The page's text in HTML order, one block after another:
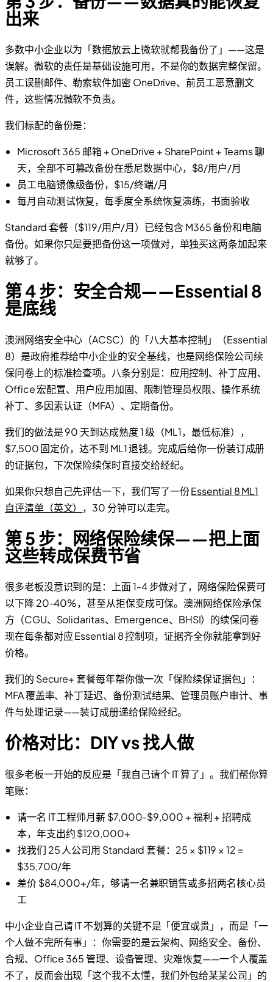
出来
多数中小企业以为「数据放云上微软就帮我备份了」——这是
误解。微软的责任是基础设施可用，不是你的数据完整保留。
员工误删邮件、勒索软件加密 OneDrive、前员工恶意删文
件，这些情况微软不负责。
我们标配的备份是：
Microsoft 365 邮箱 + OneDrive + SharePoint + Teams 聊
天，全部不可篡改备份在悉尼数据中心，$8/用户/月
员工电脑镜像级备份，$15/终端/月
每月自动测试恢复，每季度全系统恢复演练，书面验收
Standard 套餐（$119/用户/月）已经包含 M365 备份和电脑
备份。如果你只是要把备份这一项做对，单独买这两条加起来
就够了。
第 4 步：安全合规——Essential 8
是底线
澳洲网络安全中心（ACSC）的「八大基本控制」（Essential
8）是政府推荐给中小企业的安全基线，也是网络保险公司续
保问卷上的标准检查项。八条分别是：应用控制、补丁应用、
Office 宏配置、用户应用加固、限制管理员权限、操作系统
补丁、多因素认证（MFA）、定期备份。
我们的做法是 90 天到达成熟度 1 级（ML1，最低标准），
$7,500 固定价，达不到 ML1 退钱。完成后给你一份装订成册
的证据包，下次保险续保时直接交给经纪。
如果你只想自己先评估一下，我们写了一份Essential 8 ML1
自评清单（英文） ，30 分钟可以走完。
第 5 步：网络保险续保——把上面
这些转成保费节省
很多老板没意识到的是：上面 1-4 步做对了，网络保险保费可
以下降 20-40%，甚至从拒保变成可保。澳洲网络保险承保
方（CGU、Solidaritas、Emergence、BHSI）的续保问卷
现在每条都对应 Essential 8 控制项，证据齐全你就能拿到好
价格。
我们的 Secure+ 套餐每年帮你做一次「保险续保证据包」：
MFA 覆盖率、补丁延迟、备份测试结果、管理员账户审计、事
件与处理记录——装订成册递给保险经纪。
价格对比：DIY vs 找人做
很多老板一开始的反应是「我自己请个 IT 算了」。我们帮你算
笔账：
请一名 IT 工程师月薪 $7,000-$9,000 + 福利 + 招聘成
本，年支出约 $120,000+
找我们 25 人公司用 Standard 套餐：25 × $119 × 12 =
$35,700/年
差价 $84,000+/年，够请一名兼职销售或多招两名核心员
工
中小企业自己请 IT 不划算的关键不是「便宜或贵」，而是「一
个人做不完所有事」：你需要的是云架构、网络安全、备份、
合规、Office 365 管理、设备管理、灾难恢复——一个人覆盖
不了，反而会出现「这个我不太懂，我们外包给某某公司」的